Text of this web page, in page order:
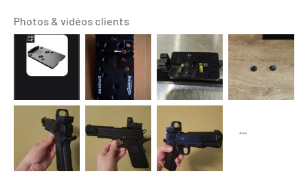
Photos & vidéos clients